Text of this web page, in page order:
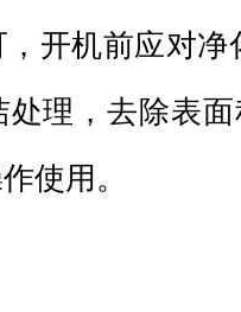
开机前应对
理，去除表
使用。